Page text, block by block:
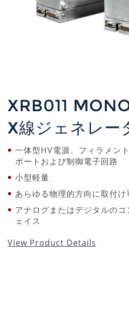
XRB011
X線ジェネレー
一体型HV電源、フィラメン
ポートおよび制御電子回路
小型軽量
あらゆる物理的方向に取付け
アナログまたはデジタルの
ェイス
View Product Details